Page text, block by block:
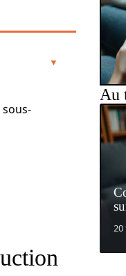
sous-
Au
20